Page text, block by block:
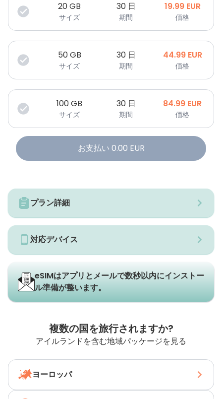
20GB
サイズ
30 日
期間
19.99 EUR
価格
50GB
サイズ
30 日
期間
44.99 EUR
価格
100GB
サイズ
30 日
期間
84.99 EUR
価格
お支払い 0.00 EUR
プラン詳細
対応デバイス
eSIMはアプリとメールで数秒以内にインストー
ル準備が整います。
複数の国を旅行されますか?
アイルランドを含む地域パッケージを見る
ヨーロッパ